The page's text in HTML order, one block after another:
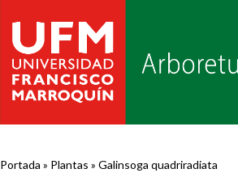
Portada » Plantas » Galinsoga quadriradiata